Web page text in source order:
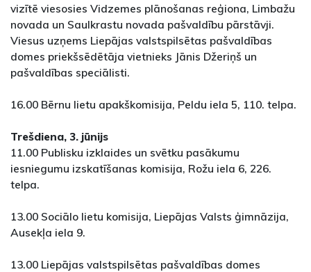
vizītē viesosies Vidzemes plānošanas reģiona, Limbažu
novada un Saulkrastu novada pašvaldību pārstāvji.
Viesus uzņems Liepājas valstspilsētas pašvaldības
domes priekšsēdētāja vietnieks Jānis Džeriņš un
pašvaldības speciālisti.
16.00 Bērnu lietu apakškomisija, Peldu iela 5, 110. telpa.
Trešdiena, 3. jūnijs
11.00 Publisku izklaides un svētku pasākumu
iesniegumu izskatīšanas komisija, Rožu iela 6, 226.
telpa.
13.00 Sociālo lietu komisija, Liepājas Valsts ģimnāzija,
Ausekļa iela 9.
13.00 Liepājas valstspilsētas pašvaldības domes